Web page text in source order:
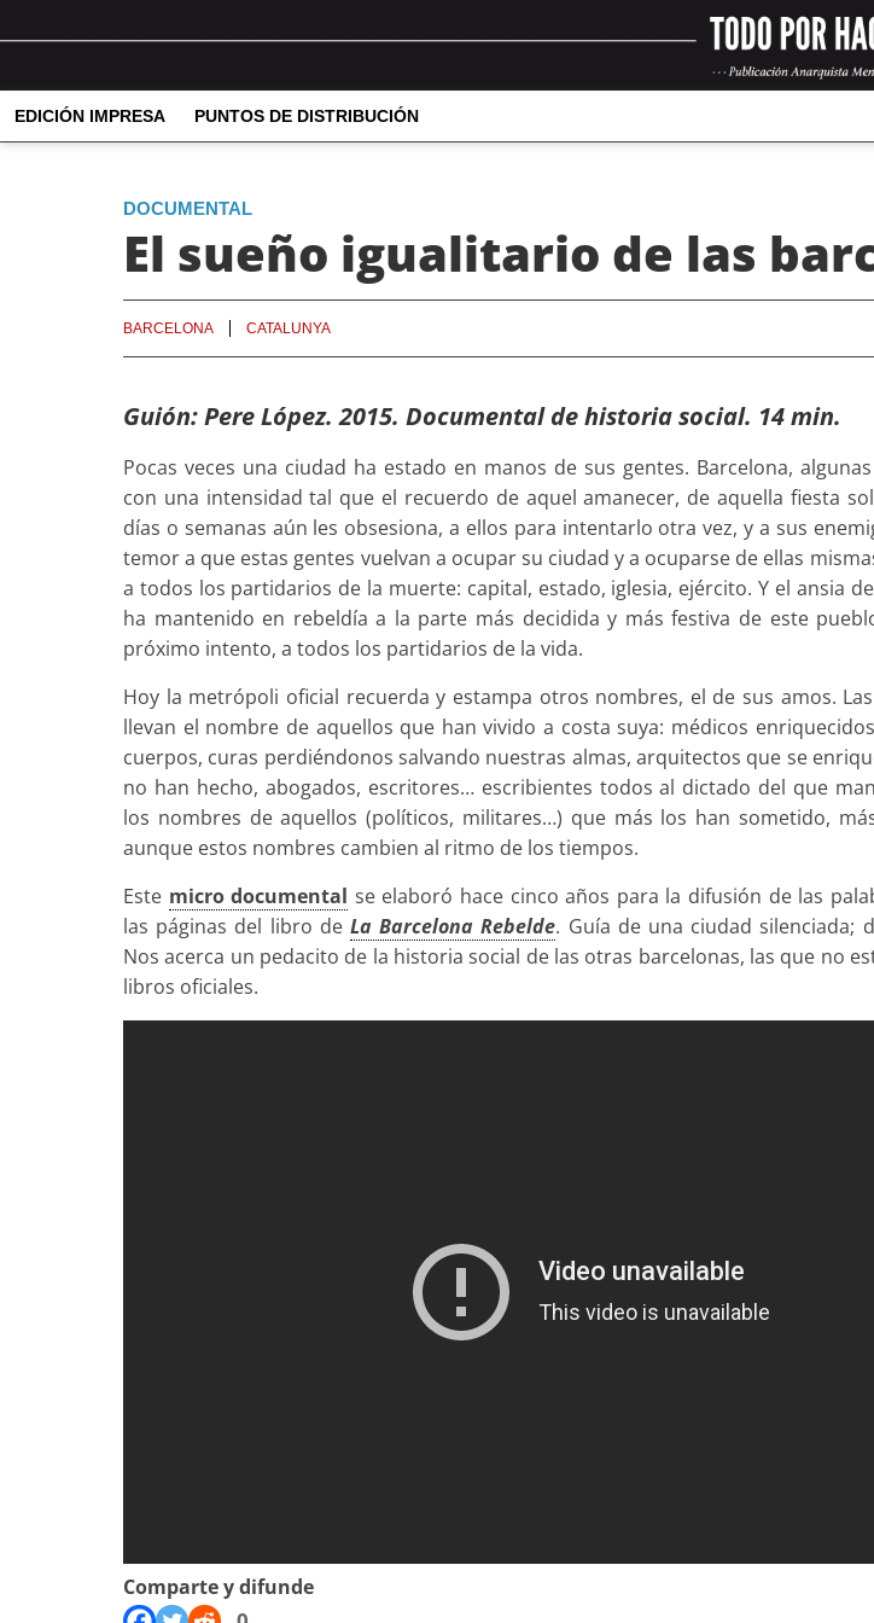
EDICIÓN IMPRESA PUNTOS DE DISTRIBUCIÓN
DOCUMENTAL
El sueño igualitario de las
BARCELONA CATALUNYA
Guión: Pere López. 2015. Documental de historia social. 14 min.
Pocas veces una ciudad ha estado en manos de sus gentes. Barcelona,
con una intensidad tal que el recuerdo de aquel amanecer, de aquella fiesta
días o semanas aún les obsesiona, a ellos para intentarlo otra vez, y a sus
temor a que estas gentes vuelvan a ocupar su ciudad y a ocuparse de ellas
a todos los partidarios de la muerte: capital, estado, iglesia, ejército. Y el ansia
ha mantenido en rebeldía a la parte más decidida y más festiva de este
próximo intento, a todos los partidarios de la vida.
Hoy la metrópoli oficial recuerda y estampa otros nombres, el de sus amos.
llevan el nombre de aquellos que han vivido a costa suya: médicos
cuerpos, curas perdiéndonos salvando nuestras almas, arquitectos que se
no han hecho, abogados, escritores… escribientes todos al dictado del que
los nombres de aquellos (políticos, militares…) que más los han sometido,
aunque estos nombres cambien al ritmo de los tiempos.
Este micro documental se elaboró hace cinco años para la difusión de las
las páginas del libro de La Barcelona Rebelde. Guía de una ciudad silenciada;
Nos acerca un pedacito de la historia social de las otras barcelonas, las que no
libros oficiales.
Comparte y difunde